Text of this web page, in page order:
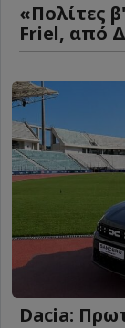
«Πολίτες
Friel, από
Dacia: